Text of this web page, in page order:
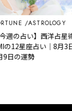
ASTROLOGY
い】西洋占星術師
座占い｜8月3日～
運勢